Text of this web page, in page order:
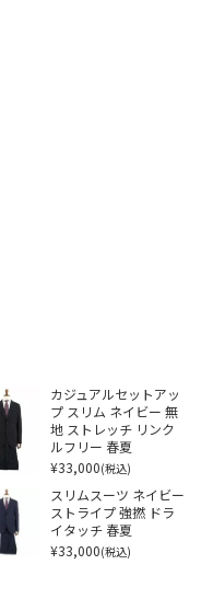
カジュアルセットアッ
プ スリム ネイビー 無
地 ストレッチ リンク
ルフリー 春夏
¥33,000(税込)
スリムスーツ ネイビー
ストライプ 強撚 ドラ
イタッチ 春夏
¥33,000(税込)